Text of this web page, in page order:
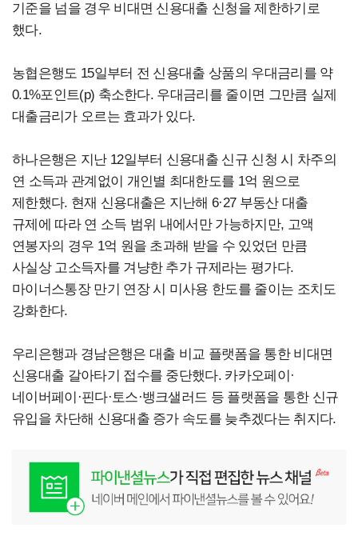
기준을 넘을 경우 비대면 신용대출 신청을 제한하기로
했다.
농협은행도 15일부터 전 신용대출 상품의 우대금리를 약
0.1%포인트(p) 축소한다. 우대금리를 줄이면 그만큼 실제
대출금리가 오르는 효과가 있다.
하나은행은 지난 12일부터 신용대출 신규 신청 시 차주의
연 소득과 관계없이 개인별 최대한도를 1억 원으로
제한했다. 현재 신용대출은 지난해 6·27 부동산 대출
규제에 따라 연 소득 범위 내에서만 가능하지만, 고액
연봉자의 경우 1억 원을 초과해 받을 수 있었던 만큼
사실상 고소득자를 겨냥한 추가 규제라는 평가다.
마이너스통장 만기 연장 시 미사용 한도를 줄이는 조치도
강화한다.
우리은행과 경남은행은 대출 비교 플랫폼을 통한 비대면
신용대출 갈아타기 접수를 중단했다. 카카오페이·
네이버페이·핀다·토스·뱅크샐러드 등 플랫폼을 통한 신규
유입을 차단해 신용대출 증가 속도를 늦추겠다는 취지다.